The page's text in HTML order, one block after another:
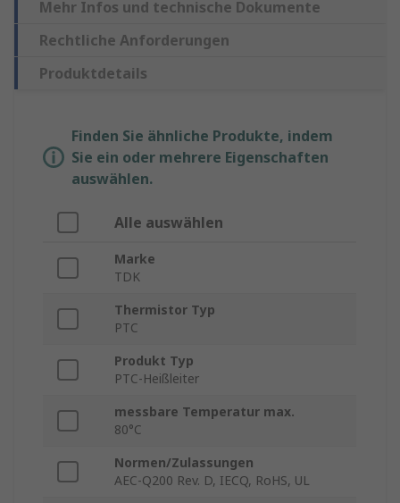
Mehr Infos und technische Dokumente
Rechtliche Anforderungen
Produktdetails
Finden Sie ähnliche Produkte, indem
Sie ein oder mehrere Eigenschaften
auswählen.
Alle auswählen
Marke
TDK
Thermistor Typ
PTC
Produkt Typ
PTC-Heißleiter
messbare Temperatur max.
80°C
Normen/Zulassungen
AEC-Q200 Rev. D, IECQ, RoHS, UL